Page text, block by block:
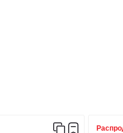
ДВИГАТЕЛЬ